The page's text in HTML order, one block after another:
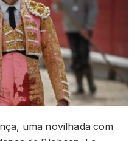
uma novilhada com